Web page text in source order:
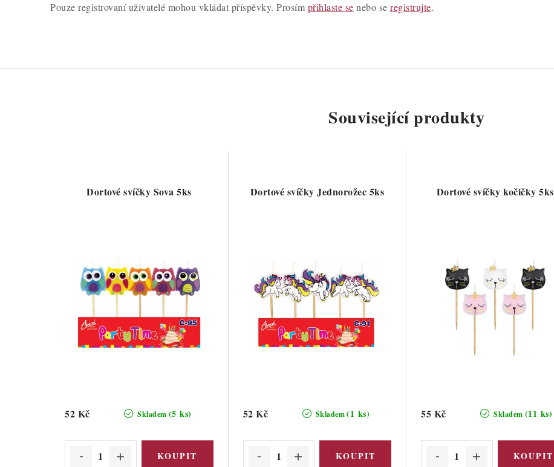
Pouze registrovaní uživatelé mohou vkládat příspěvky. Prosím přihlaste se nebo se registrujte.
Související produkty
Dortové svíčky Sova 5ks
Skladem (5 ks)
52 Kč
Dortové svíčky Jednorožec 5ks
Skladem(1 ks)
52 Kč
Dortové svíčky kočičky 5ks
Skladem (11 ks)
55 Kč